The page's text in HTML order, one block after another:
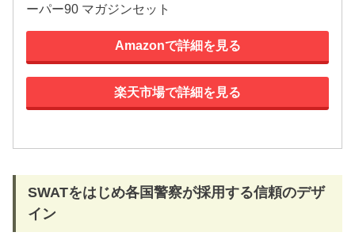
ーパー90 マガジンセット
Amazonで詳細を見る
楽天市場で詳細を見る
SWATをはじめ各国警察が採用する信頼のデザ
イン